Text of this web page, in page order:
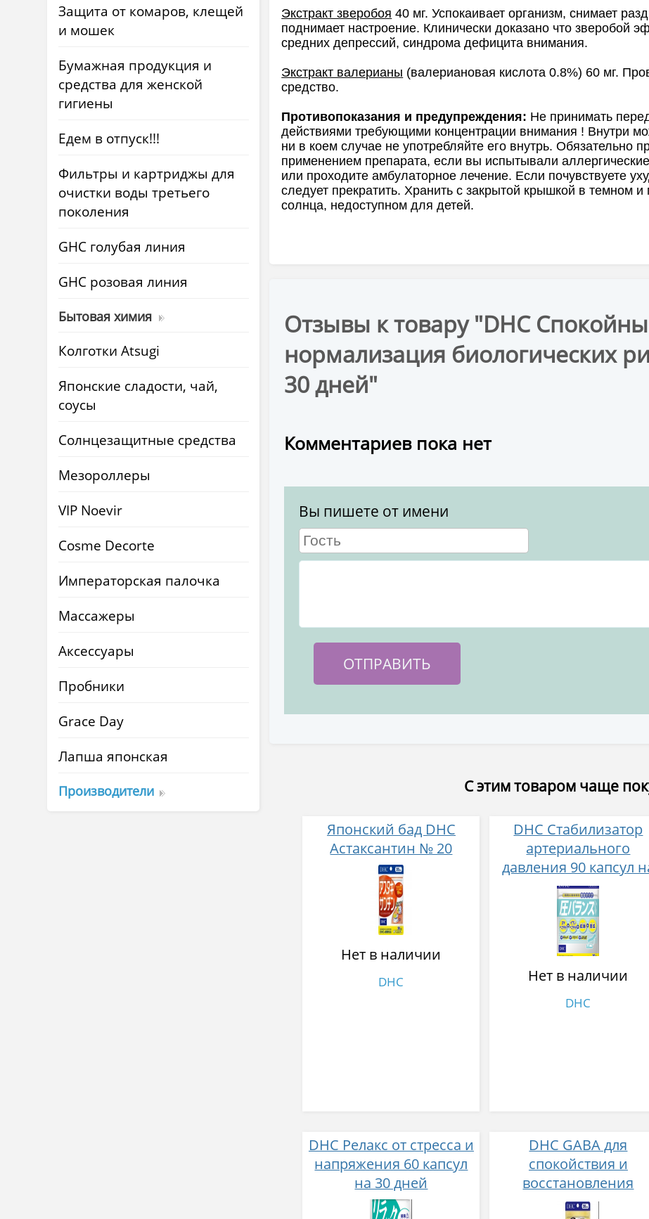
Защита от комаров, клещей
и мошек
Бумажная продукция и
средства для женской
гигиены
Едем в отпуск!!!
Фильтры и картриджы для
очистки воды третьего
поколения
GHC голубая линия
GHC розовая линия
Бытовая химия
Колготки Atsugi
Японские сладости, чай,
соусы
Солнцезащитные средства
Мезороллеры
VIP Noevir
Cosme Decorte
Императорская палочка
Массажеры
Аксессуары
Пробники
Grace Day
Лапша японская
Производители
Экстракт зверобоя 40 мг. Успокаивает организм, снимает
поднимает настроение. Клинически доказано что зверобой
средних депрессий, синдрома дефицита внимания.
Экстракт валерианы (валериановая кислота 0.8%) 60 мг.
средство.
Противопоказания и предупреждения: Не принимать
действиями требующими концентрации внимания ! Внутри
ни в коем случае не употребляйте его внутрь. Обязательно
применением препарата, если вы испытывали
или проходите амбулаторное лечение. Если почувствуете
следует прекратить. Хранить с закрытой крышкой в темном
солнца, недоступном для детей.
Отзывы к товару "DHC
нормализация биологических
30 дней"
Комментариев пока нет
Вы пишете от имени
С этим товаром чаще
Японский бад DHC
Астаксантин № 20
Нет в наличии
DHC
DHC Стабилизатор
артериального
давления 90 капсул
30 дней
Нет в наличии
DHC
DHC Релакс от стресса и
напряжения 60 капсул
на 30 дней
DHC GABA для
спокойствия и
восстановления
организма после